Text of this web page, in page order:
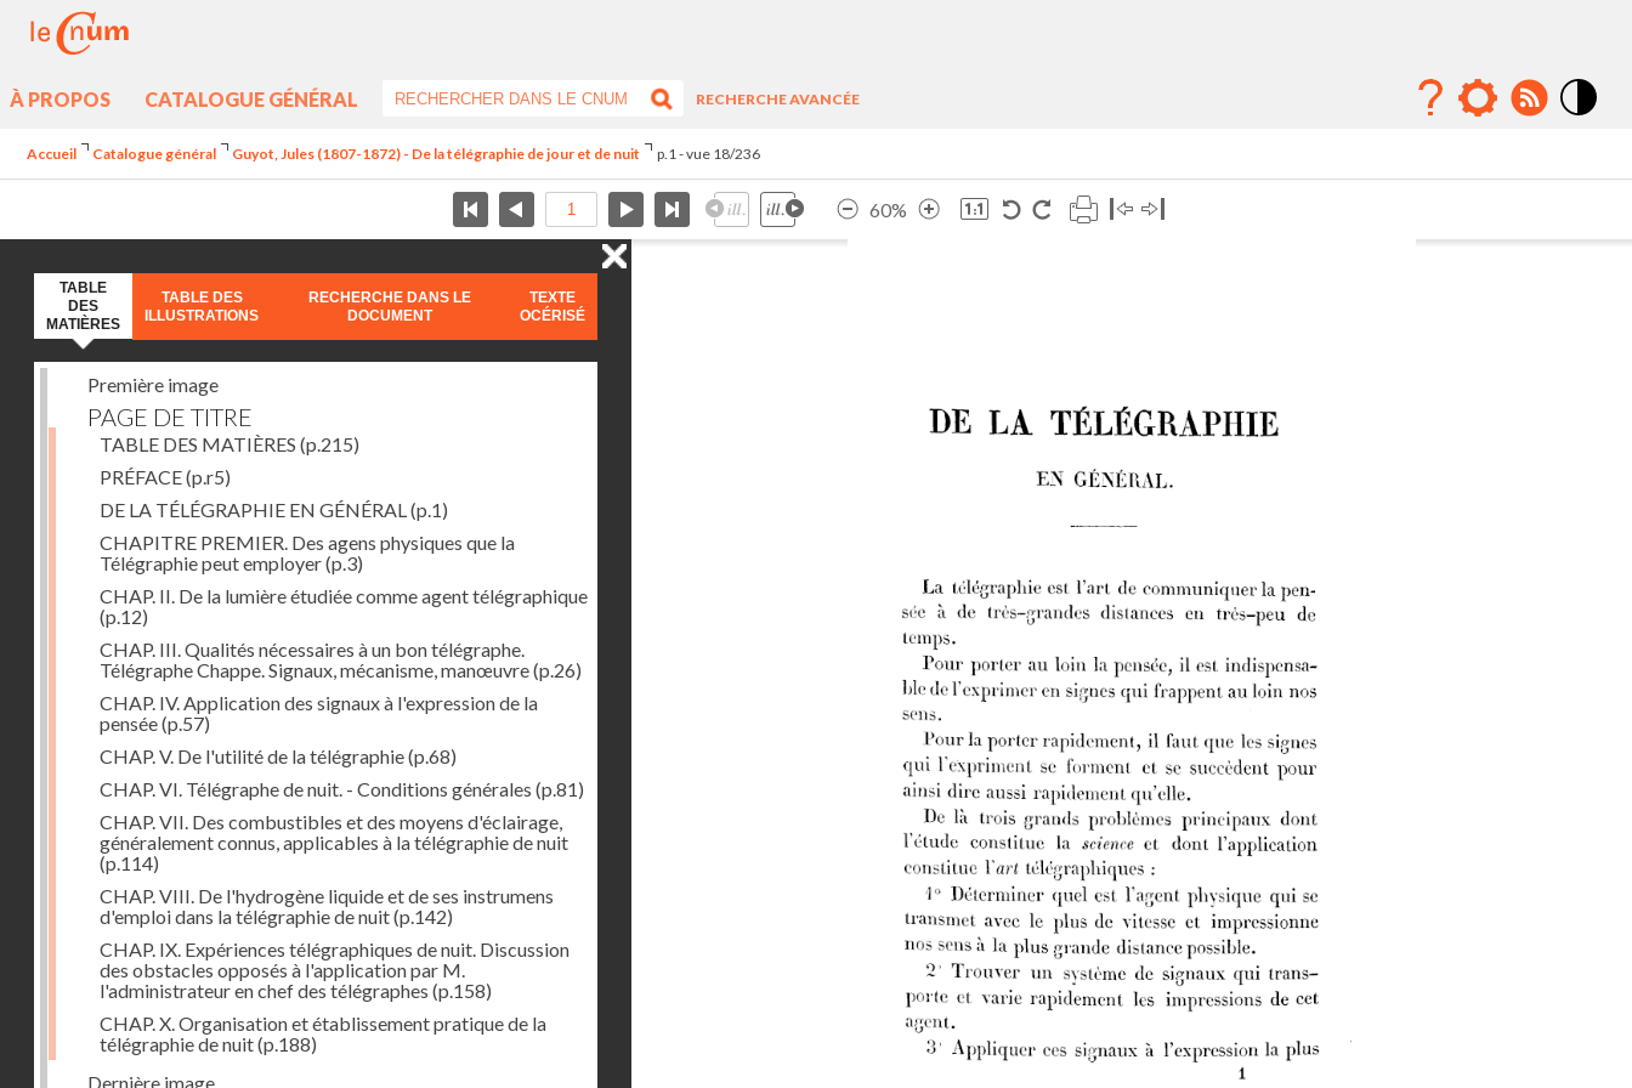
À PROPOS CATALOGUE GÉNÉRAL
RECHERCHE AVANCÉE
Accueil Catalogue général Guyot, Jules (1807-1872) - De la télégraphie de jour et de nuit p.1 - vue 18/236
60%
TABLE
DES
MATIÈRES
TABLE DES
ILLUSTRATIONS
RECHERCHE DANS LE
DOCUMENT
TEXTE
OCÉRISÉ
Première image
PAGE DE TITRE
TABLE DES MATIÈRES (p.215)
PRÉFACE(p.r5)
DE LA TÉLÉGRAPHIE EN GÉNÉRAL(p.1)
CHAPITRE PREMIER. Des agens physiques que la
Télégraphie peut employer(p.3)
CHAP. II. De la lumière étudiée comme agent télégraphique
(p.12)
CHAP. III. Qualités nécessaires à un bon télégraphe.
Télégraphe Chappe. Signaux, mécanisme, manœuvre(p.26)
CHAP. IV. Application des signaux à l'expression de la
pensée(p.57)
CHAP. V. De l'utilité de la télégraphie(p.68)
CHAP. VI. Télégraphe de nuit. - Conditions générales (p.81)
CHAP. VII. Des combustibles et des moyens d'éclairage,
généralement connus, applicables à la télégraphie de nuit
(p.114)
CHAP. VIII. De l'hydrogène liquide et de ses instrumens
d'emploi dans la télégraphie de nuit(p.142)
CHAP. IX. Expériences télégraphiques de nuit. Discussion
des obstacles opposés à l'application par M.
l'administrateur en chef des télégraphes (p.158)
CHAP. X. Organisation et établissement pratique de la
télégraphie de nuit(p.188)
Dernière image